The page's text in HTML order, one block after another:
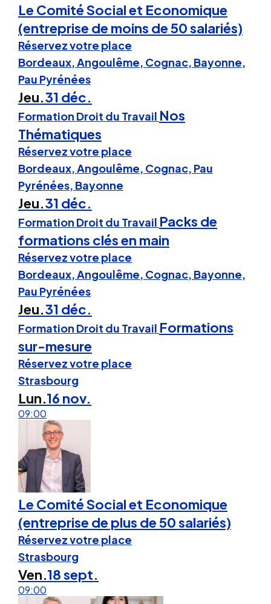
Le Comité Social et Economique
(entreprise de moins de 50 salariés)
Réservez votre place
Bordeaux, Angoulême, Cognac, Bayonne,
Pau Pyrénées
Jeu.31 déc.
Formation Droit du Travail Nos
Thématiques
Réservez votre place
Bordeaux, Angoulême, Cognac, Pau
Pyrénées, Bayonne
Jeu.31 déc.
Formation Droit du Travail Packs de
formations clés en main
Réservez votre place
Bordeaux, Angoulême, Cognac, Bayonne,
Pau Pyrénées
Jeu.31 déc.
Formation Droit du Travail Formations
sur-mesure
Réservez votre place
Strasbourg
Lun.16 nov.
09:00
Le Comité Social et Economique
(entreprise de plus de 50 salariés)
Réservez votre place
Strasbourg
Ven.18 sept.
09:00